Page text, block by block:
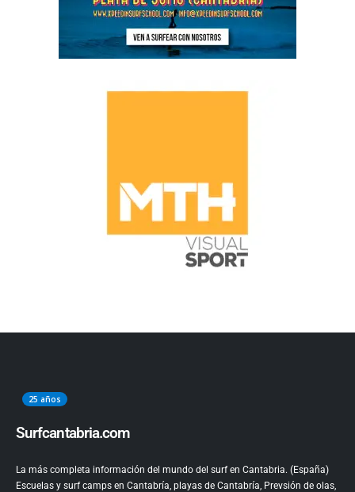
25 años
Surfcantabria.com
La más completa información del mundo del surf en Cantabria. (España)
Escuelas y surf camps en Cantabría, playas de Cantabría, Prevsión de olas,